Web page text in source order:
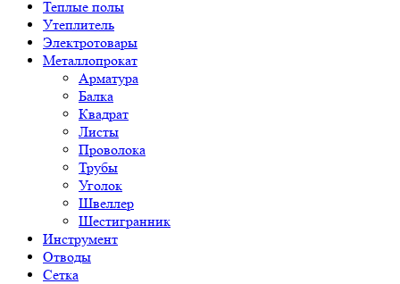
Теплые полы
Утеплитель
Электротовары
Металлопрокат
Арматура
Балка
Квадрат
Листы
Проволока
Трубы
Уголок
Швеллер
Шестигранник
Инструмент
Отводы
Сетка